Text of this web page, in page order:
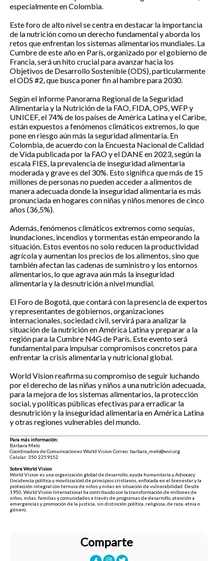
especialmente en Colombia.
Este foro de alto nivel se centra en destacar la importancia
de la nutrición como un derecho fundamental y aborda los
retos que enfrentan los sistemas alimentarios mundiales. La
Cumbre de este año en París, organizado por el gobierno de
Francia, será un hito crucial para avanzar hacia los
Objetivos de Desarrollo Sostenible (ODS), particularmente
el ODS #2, que busca poner fin al hambre para 2030.
Según el informe Panorama Regional de la Seguridad
Alimentaria y la Nutrición de la FAO, FIDA, OPS, WFP y
UNICEF, el 74% de los países de América Latina y el Caribe,
están expuestos a fenómenos climáticos extremos, lo que
pone en riesgo aún más la seguridad alimentaria. En
Colombia, de acuerdo con la Encuesta Nacional de Calidad
de Vida publicada por la FAO y el DANE en 2023, según la
escala FIES, la prevalencia de inseguridad alimentaria
moderada y grave es del 30%. Esto significa que más de 15
millones de personas no pueden acceder a alimentos de
manera adecuada donde la inseguridad alimentaria es más
pronunciada en hogares con niñas y niños menores de cinco
años (36,5%).
Además, fenómenos climáticos extremos como sequías,
inundaciones, incendios y tormentas están empeorando la
situación. Estos eventos no solo reducen la productividad
agrícola y aumentan los precios de los alimentos, sino que
también afectan las cadenas de suministro y los entornos
alimentarios, lo que agrava aún más la inseguridad
alimentaria y la desnutrición a nivel mundial.
El Foro de Bogotá, que contará con la presencia de expertos
y representantes de gobiernos, organizaciones
internacionales, sociedad civil, servirá para analizar la
situación de la nutrición en América Latina y preparar a la
región para la Cumbre N4G de París. Este evento será
fundamental para impulsar compromisos concretos para
enfrentar la crisis alimentaria y nutricional global.
World Vision reafirma su compromiso de seguir luchando
por el derecho de las niñas y niños a una nutrición adecuada,
para la mejora de los sistemas alimentarios, la protección
social, y políticas públicas efectivas para erradicar la
desnutrición y la inseguridad alimentaria en América Latina
y otras regiones vulnerables del mundo.
Para más información:
Bárbara Melo
Coordinadora de Comunicaciones World Vision Correo: barbara_melo@wvi.org
Celular: 350 2259152
Sobre World Vision
World Vision es una organización global de desarrollo, ayuda humanitaria y Advocacy
(Incidencia política y movilización) de principios cristianos, enfocada en el bienestar y la
protección integral con ternura de niños y niñas en situación de vulnerabilidad. Desde
1950, World Vision International ha contribuido con la transformación de millones de
niños, niñas, familias y comunidades a través de programas de desarrollo, atención a
emergencias y promoción de la justicia, sin distinción política, religiosa, de raza, etnia o
género.
Comparte